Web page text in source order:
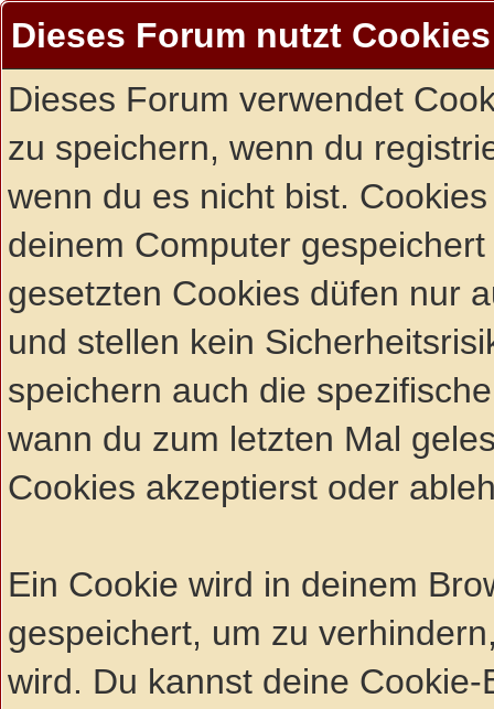
Dieses Forum nutzt Cookies
Dieses Forum verwendet
zu speichern, wenn du
wenn du es nicht bist.
deinem Computer
gesetzten Cookies düfen nur
und stellen kein
speichern auch die
wann du zum letzten Mal
Cookies akzeptierst oder
Ein Cookie wird in deinem
gespeichert, um zu
wird. Du kannst deine